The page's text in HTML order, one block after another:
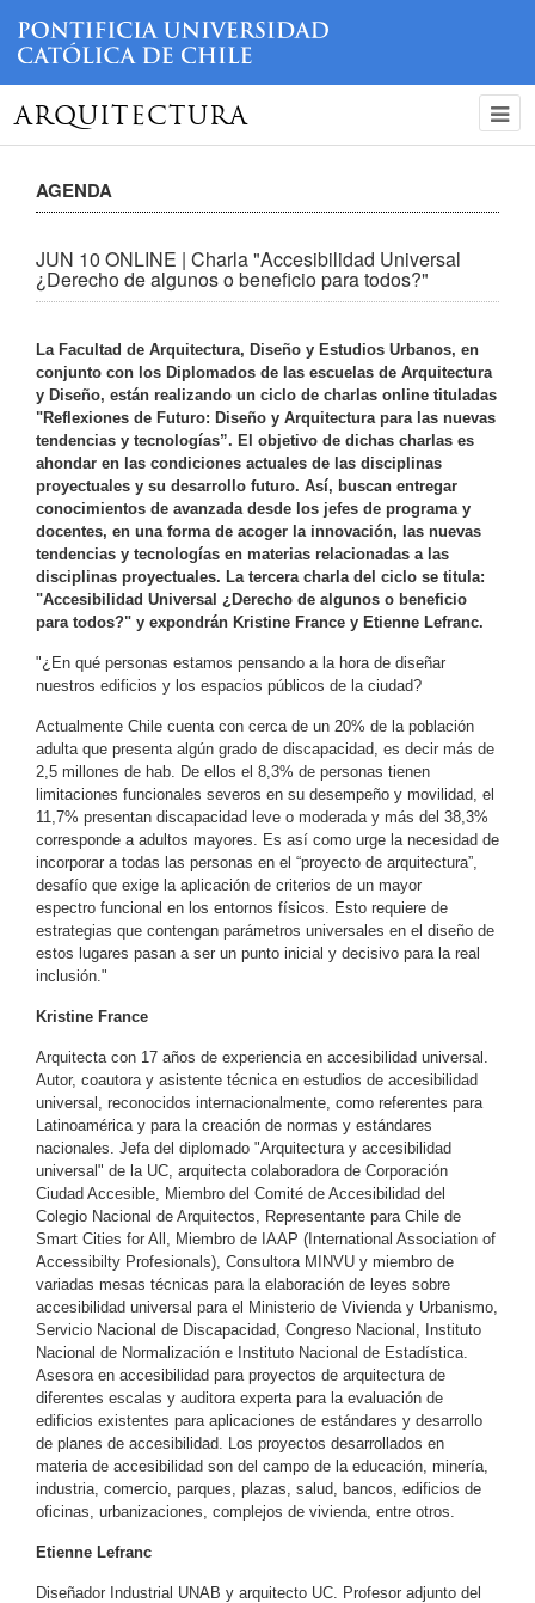
ARQUITECTURA
AGENDA
JUN 10 ONLINE | Charla "Accesibilidad Universal
¿Derecho de algunos o beneficio para todos?"
La Facultad de Arquitectura, Diseño y Estudios Urbanos, en
conjunto con los Diplomados de las escuelas de Arquitectura
y Diseño, están realizando un ciclo de charlas online tituladas
"Reflexiones de Futuro: Diseño y Arquitectura para las nuevas
tendencias y tecnologías”. El objetivo de dichas charlas es
ahondar en las condiciones actuales de las disciplinas
proyectuales y su desarrollo futuro. Así, buscan entregar
conocimientos de avanzada desde los jefes de programa y
docentes, en una forma de acoger la innovación, las nuevas
tendencias y tecnologías en materias relacionadas a las
disciplinas proyectuales. La tercera charla del ciclo se titula:
"Accesibilidad Universal ¿Derecho de algunos o beneficio
para todos?" y expondrán Kristine France y Etienne Lefranc.
"¿En qué personas estamos pensando a la hora de diseñar
nuestros edificios y los espacios públicos de la ciudad?
Actualmente Chile cuenta con cerca de un 20% de la población
adulta que presenta algún grado de discapacidad, es decir más de
2,5 millones de hab. De ellos el 8,3% de personas tienen
limitaciones funcionales severos en su desempeño y movilidad, el
11,7% presentan discapacidad leve o moderada y más del 38,3%
corresponde a adultos mayores. Es así como urge la necesidad de
incorporar a todas las personas en el “proyecto de arquitectura”,
desafío que exige la aplicación de criterios de un mayor
espectro funcional en los entornos físicos. Esto requiere de
estrategias que contengan parámetros universales en el diseño de
estos lugares pasan a ser un punto inicial y decisivo para la real
inclusión."
Kristine France
Arquitecta con 17 años de experiencia en accesibilidad universal.
Autor, coautora y asistente técnica en estudios de accesibilidad
universal, reconocidos internacionalmente, como referentes para
Latinoamérica y para la creación de normas y estándares
nacionales. Jefa del diplomado "Arquitectura y accesibilidad
universal" de la UC, arquitecta colaboradora de Corporación
Ciudad Accesible, Miembro del Comité de Accesibilidad del
Colegio Nacional de Arquitectos, Representante para Chile de
Smart Cities for All, Miembro de IAAP (International Association of
Accessibilty Profesionals), Consultora MINVU y miembro de
variadas mesas técnicas para la elaboración de leyes sobre
accesibilidad universal para el Ministerio de Vivienda y Urbanismo,
Servicio Nacional de Discapacidad, Congreso Nacional, Instituto
Nacional de Normalización e Instituto Nacional de Estadística.
Asesora en accesibilidad para proyectos de arquitectura de
diferentes escalas y auditora experta para la evaluación de
edificios existentes para aplicaciones de estándares y desarrollo
de planes de accesibilidad. Los proyectos desarrollados en
materia de accesibilidad son del campo de la educación, minería,
industria, comercio, parques, plazas, salud, bancos, edificios de
oficinas, urbanizaciones, complejos de vivienda, entre otros.
Etienne Lefranc
Diseñador Industrial UNAB y arquitecto UC. Profesor adjunto del